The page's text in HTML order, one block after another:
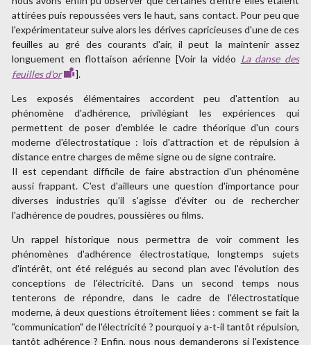
attirées puis repoussées vers le haut, sans contact. Pour peu que
l'expérimentateur suive alors les dérives capricieuses d'une de ces
feuilles au gré des courants d'air, il peut la maintenir assez
longuement en flottaison aérienne [Voir la vidéo La danse des
feuilles d'or
].
Les exposés élémentaires accordent peu d'attention au
phénomène d'adhérence, privilégiant les expériences qui
permettent de poser d'emblée le cadre théorique d'un cours
moderne d'électrostatique : lois d'attraction et de répulsion à
distance entre charges de même signe ou de signe contraire.
Il est cependant difficile de faire abstraction d'un phénomène
aussi frappant. C'est d'ailleurs une question d'importance pour
diverses industries qu'il s'agisse d'éviter ou de rechercher
l'adhérence de poudres, poussières ou films.
Un rappel historique nous permettra de voir comment les
phénomènes d'adhérence électrostatique, longtemps sujets
d'intérêt, ont été relégués au second plan avec l'évolution des
conceptions de l'électricité. Dans un second temps nous
tenterons de répondre, dans le cadre de l'électrostatique
moderne, à deux questions étroitement liées : comment se fait la
"communication" de l'électricité ? pourquoi y a-t-il tantôt répulsion,
tantôt adhérence ? Enfin, nous nous demanderons si l'existence